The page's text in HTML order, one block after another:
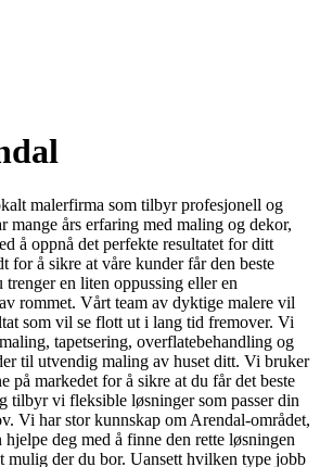
malerfirma som tilbyr profesjonell og
mange års erfaring med maling og dekor,
å oppnå det perfekte resultatet for ditt
for å sikre at våre kunder får den beste
trenger en liten oppussing eller en
rommet. Vårt team av dyktige malere vil
som vil se flott ut i lang tid fremover. Vi
tapetsering, overflatebehandling og
til utvendig maling av huset ditt. Vi bruker
på markedet for å sikre at du får det beste
tilbyr vi fleksible løsninger som passer din
Vi har stor kunnskap om Arendal-området,
deg med å finne den rette løsningen
mulig der du bor. Uansett hvilken type jobb